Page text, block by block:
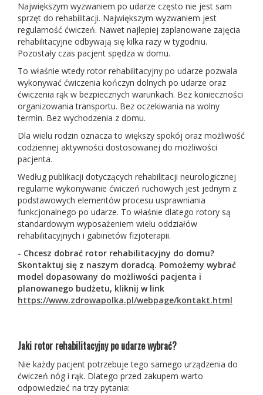
Największym wyzwaniem po udarze często nie jest sam
sprzęt do rehabilitacji. Największym wyzwaniem jest
regularność ćwiczeń. Nawet najlepiej zaplanowane zajęcia
rehabilitacyjne odbywają się kilka razy w tygodniu.
Pozostały czas pacjent spędza w domu.
To właśnie wtedy rotor rehabilitacyjny po udarze pozwala
wykonywać ćwiczenia kończyn dolnych po udarze oraz
ćwiczenia rąk w bezpiecznych warunkach. Bez konieczności
organizowania transportu. Bez oczekiwania na wolny
termin. Bez wychodzenia z domu.
Dla wielu rodzin oznacza to większy spokój oraz możliwość
codziennej aktywności dostosowanej do możliwości
pacjenta.
Według publikacji dotyczących rehabilitacji neurologicznej
regularne wykonywanie ćwiczeń ruchowych jest jednym z
podstawowych elementów procesu usprawniania
funkcjonalnego po udarze. To właśnie dlatego rotory są
standardowym wyposażeniem wielu oddziałów
rehabilitacyjnych i gabinetów fizjoterapii.
- Chcesz dobrać rotor rehabilitacyjny do domu?
Skontaktuj się z naszym doradcą. Pomożemy wybrać
model dopasowany do możliwości pacjenta i
planowanego budżetu, kliknij w link
https://www.zdrowapolka.pl/webpage/kontakt.html
Jaki rotor rehabilitacyjny po udarze wybrać?
Nie każdy pacjent potrzebuje tego samego urządzenia do
ćwiczeń nóg i rąk. Dlatego przed zakupem warto
odpowiedzieć na trzy pytania: